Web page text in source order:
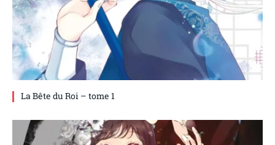
La Bête du Roi – tome 1